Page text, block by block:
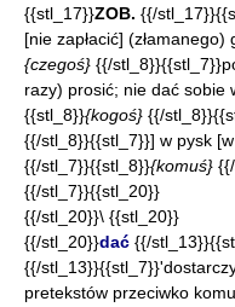
{{stl_17}}ZOB. {{/
[nie zapłacić]
{czegoś} {{/
razy) prosić; nie dać sobie
{{stl_8}}{kogoś} {{/
{{/stl_8}}{{stl_7}}] w pysk
{{/stl_7}}{{stl_8}}{komuś}
{{/stl_7}}{{stl_20}}
{{/stl_20}}\ {{stl_20}}
{{/stl_20}}dać {{/
{{/
pretekstów przeciwko